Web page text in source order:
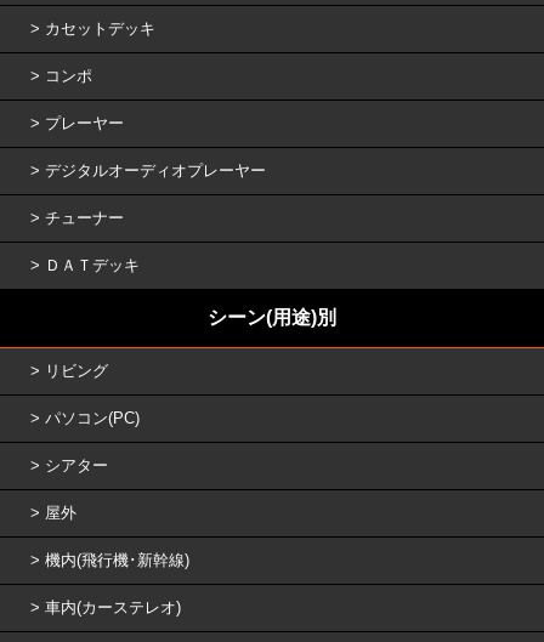
カセットデッキ
コンポ
プレーヤー
デジタルオーディオプレーヤー
チューナー
ＤＡＴデッキ
シーン(用途)別
リビング
パソコン(PC)
シアター
屋外
機内(飛行機･新幹線)
車内(カーステレオ)